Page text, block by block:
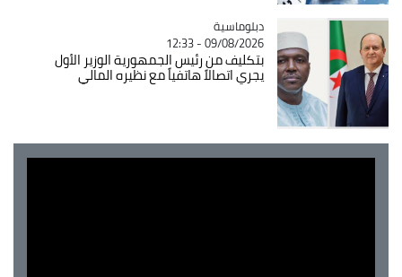
Catégorie
دبلوماسية
09/08/2026 - 12:33
بتكليف من رئيس الجمهورية الوزير الأول
يجري اتصالاً هاتفياً مع نظيره المالي